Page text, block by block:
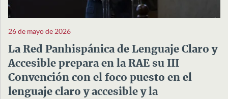
26 de mayo de 2026
La Red Panhispánica de Lenguaje Claro y
Accesible prepara en la RAE su III
Convención con el foco puesto en el
lenguaje claro y accesible y la